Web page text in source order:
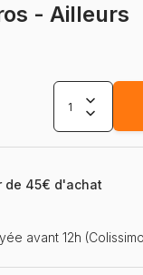
- Ailleurs
de 45€ d'achat
avant 12h